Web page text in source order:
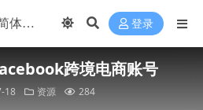
登录
跨境电商账号
18 资源 284